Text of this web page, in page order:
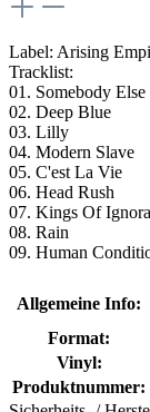
Label: Arising
Tracklist:
01. Somebody Else
02. Deep Blue
03. Lilly
04. Modern Slave
05. C'est La Vie
06. Head Rush
07. Kings Of
08. Rain
09. Human
Allgemeine Info:
Format:
Vinyl:
Produktnummer: